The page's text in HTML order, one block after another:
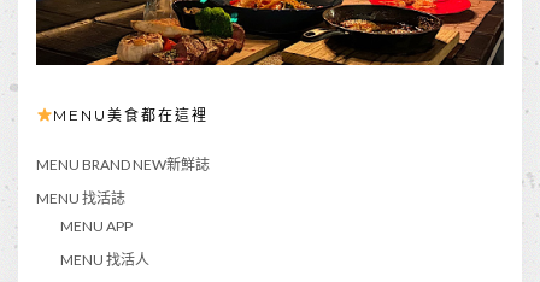
MENU美食都在這裡
MENU BRAND NEW新鮮誌
MENU 找活誌
MENU APP
MENU 找活人